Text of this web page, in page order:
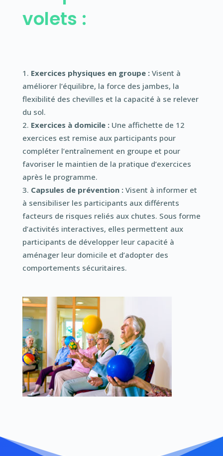
volets :
Exercices physiques en groupe :Visent à
améliorer l’équilibre, la force des jambes, la
flexibilité des chevilles et la capacité à se relever
du sol.
Exercices à domicile :Une affichette de 12
exercices est remise aux participants pour
compléter l’entraînement en groupe et pour
favoriser le maintien de la pratique d’exercices
après le programme.
Capsules de prévention :Visent à informer et
à sensibiliser les participants aux différents
facteurs de risques reliés aux chutes. Sous forme
d’activités interactives, elles permettent aux
participants de développer leur capacité à
aménager leur domicile et d’adopter des
comportements sécuritaires.